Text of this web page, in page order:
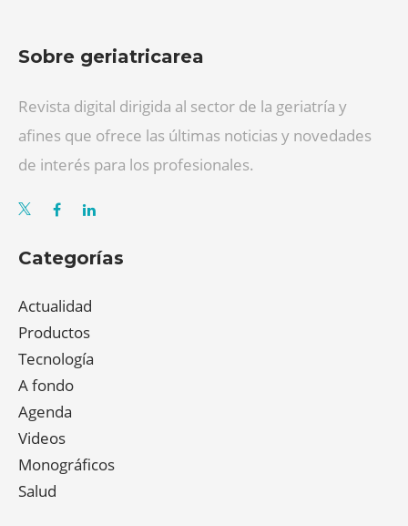
Sobre geriatricarea
Revista digital dirigida al sector de la geriatría y
afines que ofrece las últimas noticias y novedades
de interés para los profesionales.
Categorías
Actualidad
Productos
Tecnología
A fondo
Agenda
Videos
Monográficos
Salud